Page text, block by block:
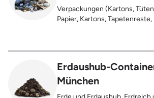
Gebinde wie Dosen, Fässer,
Sauerkrautplatten
Verpackungen (Kartons,
Papier, Kartons, Tapetenreste, Laminat, PVC, Vinyl,
Kunststoffe, Folien, Gummi,
Spanplatten, Bauholz,
Teppiche, Gardinen,
Türen für den Innenbereich,
Gebinde wie Dosen, Fässer,
Erdaushub-
München